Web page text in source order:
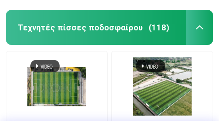
Τεχνητές πίσσες ποδοσφαίρου (118)